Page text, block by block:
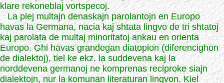
klare rekoneblaj vortspecoj.
La plej multajn denaskajn parolantojn en Europo
havas la Germana, nacia kaj shtata lingvo de tri shtatoj
kaj parolata de multaj minoritatoj ankau en orienta
Europo. Ghi havas grandegan diatopion (diferencighon
de dialektoj), tiel ke ekz. la suddevena kaj la
norddevena germanoj ne komprenas reciproke siajn
dialektojn, nur la komunan literaturan lingvon. Kiel